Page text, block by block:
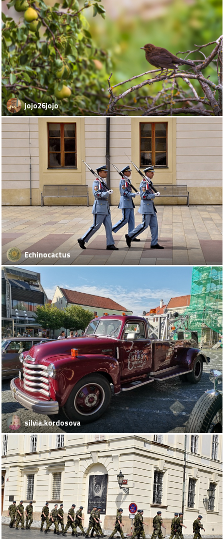
jojo26jojo
Echinocactus
silvia.kordosova